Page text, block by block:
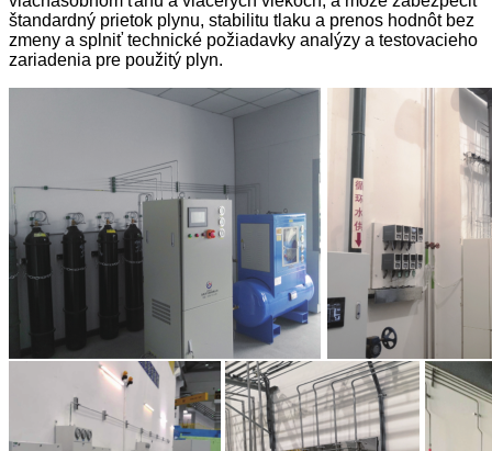
štandardný prietok plynu, stabilitu tlaku a prenos hodnôt bez
zmeny a splniť technické požiadavky analýzy a testovacieho
zariadenia pre použitý plyn.